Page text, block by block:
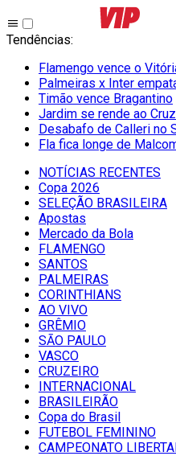
Tendências:
Flamengo vence o
Palmeiras x Inter
Timão vence Bragantino
Jardim se rende ao
Desabafo de Calleri no
Fla fica longe de
NOTÍCIAS RECENTES
Copa 2026
SELEÇÃO BRASILEIRA
Apostas
Mercado da Bola
FLAMENGO
SANTOS
PALMEIRAS
CORINTHIANS
AO VIVO
GRÊMIO
SĀO PAULO
VASCO
CRUZEIRO
INTERNACIONAL
BRASILEIRÃO
Copa do Brasil
FUTEBOL FEMININO
CAMPEONATO